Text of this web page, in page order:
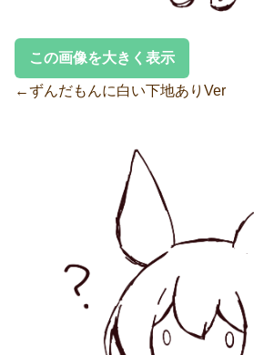
この画像を大きく表示
←ずんだもんに白い下地ありVer